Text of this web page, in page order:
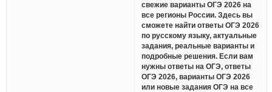
свежие варианты ОГЭ 2026 на
все регионы России. Здесь вы
сможете найти ответы ОГЭ 2026
по русскому языку, актуальные
задания, реальные варианты и
подробные решения. Если вам
нужны ответы на ОГЭ, ответы
ОГЭ 2026, варианты ОГЭ 2026
или новые задания ОГЭ на все